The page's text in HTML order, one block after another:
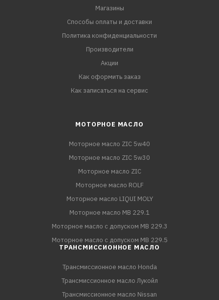
Магазины
Способы оплаты и доставки
Политика конфиденциальности
Производители
Акции
Как оформить заказ
Как записаться на сервис
МОТОРНОЕ МАСЛО
Моторное масло ZIC 5w40
Моторное масло ZIC 5w30
Моторное масло ZIC
Моторное масло ROLF
Моторное масло LIQUI MOLY
Моторное масло MB 229.1
Моторное масло с допуском MB 229.3
Моторное масло с допуском MB 229.5
ТРАНСМИССИОННОЕ МАСЛО
Трансмиссионное масло Honda
Трансмиссионное масло Лукойл
Трансмиссионное масло Nissan